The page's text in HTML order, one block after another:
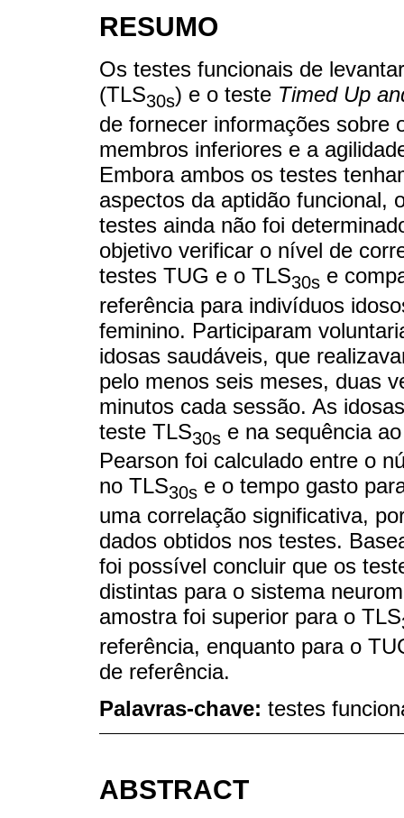
RESUMO
Os testes funcionais de
(TLS30s) e o teste Timed Up
de fornecer informações sobre
membros inferiores e a
Embora ambos os testes
aspectos da aptidão funcional,
testes ainda não foi
objetivo verificar o nível de
testes TUG e o TLS30s e
referência para indivíduos
feminino. Participaram
idosas saudáveis, que
pelo menos seis meses, duas
minutos cada sessão. As
teste TLS30s e na sequência
Pearson foi calculado entre o
no TLS30s e o tempo gasto
uma correlação significativa,
dados obtidos nos testes.
foi possível concluir que os
distintas para o sistema
amostra foi superior para o TLS
referência, enquanto para o
de referência.
Palavras-chave: testes
ABSTRACT